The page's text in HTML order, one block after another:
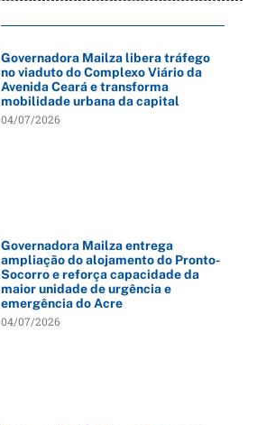
Governadora Mailza libera tráfego
no viaduto do Complexo Viário da
Avenida Ceará e transforma
mobilidade urbana da capital
04/07/2026
Governadora Mailza entrega
ampliação do alojamento do Pronto-
Socorro e reforça capacidade da
maior unidade de urgência e
emergência do Acre
04/07/2026